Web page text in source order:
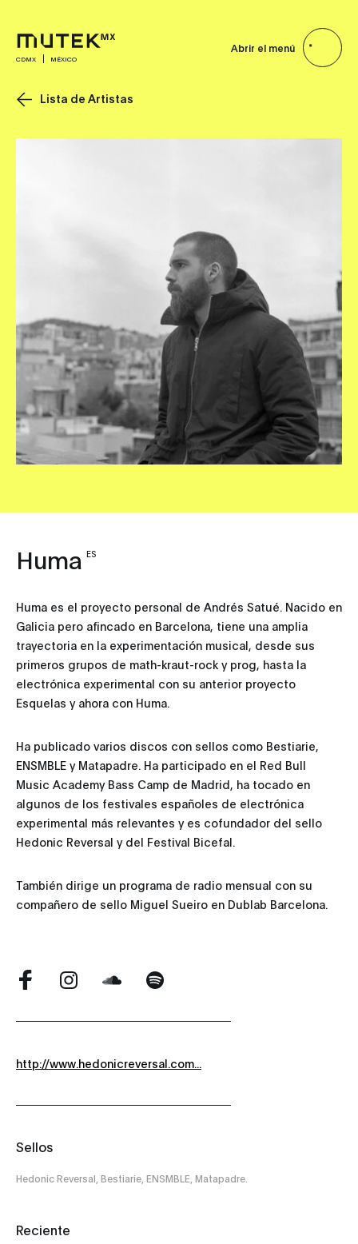
CDMX MÉXICO
Abrir el menú
Lista de Artistas
Huma ES
Huma es el proyecto personal de Andrés Satué. Nacido en
Galicia pero afincado en Barcelona, tiene una amplia
trayectoria en la experimentación musical, desde sus
primeros grupos de math-kraut-rock y prog, hasta la
electrónica experimental con su anterior proyecto
Esquelas y ahora con Huma.
Ha publicado varios discos con sellos como Bestiarie,
ENSMBLE y Matapadre. Ha participado en el Red Bull
Music Academy Bass Camp de Madrid, ha tocado en
algunos de los festivales españoles de electrónica
experimental más relevantes y es cofundador del sello
Hedonic Reversal y del Festival Bicefal.
También dirige un programa de radio mensual con su
compañero de sello Miguel Sueiro en Dublab Barcelona.
http://www.hedonicreversal.com...
Sellos
Hedonic Reversal, Bestiarie, ENSMBLE, Matapadre.
Reciente